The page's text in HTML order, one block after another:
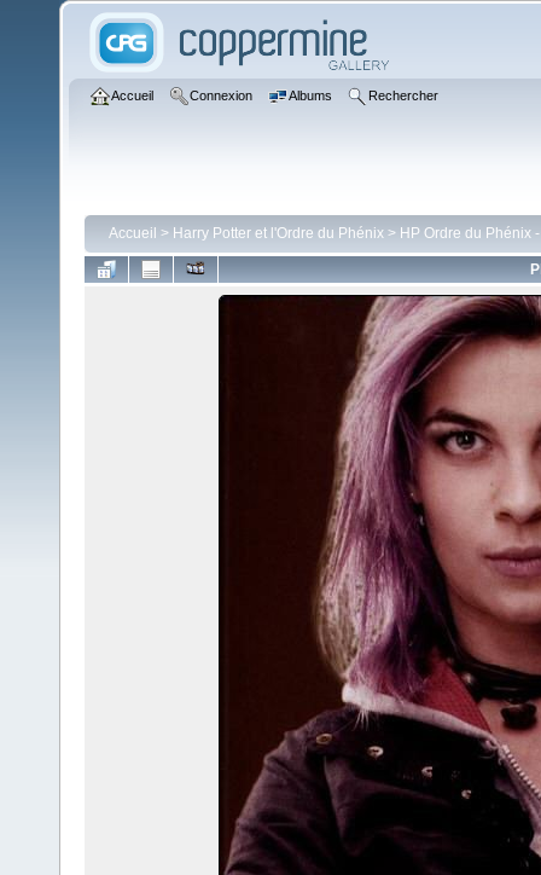
Accueil Connexion Albums Rechercher
Accueil > Harry Potter et l'Ordre du Phénix > HP Ordre du Phénix